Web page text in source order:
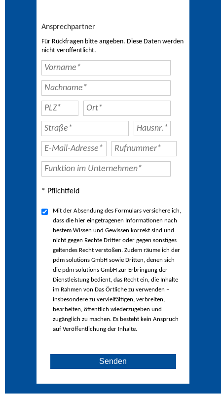
Ansprechpartner
Für Rückfragen bitte angeben. Diese Daten werden
nicht veröffentlicht.
* Pflichtfeld
Mit der Absendung des Formulars versichere ich,
dass die hier eingetragenen Informationen nach
bestem Wissen und Gewissen korrekt sind und
nicht gegen Rechte Dritter oder gegen sonstiges
geltendes Recht verstoßen. Zudem räume ich der
pdm solutions GmbH sowie Dritten, denen sich
die pdm solutions GmbH zur Erbringung der
Dienstleistung bedient, das Recht ein, die Inhalte
im Rahmen von Das Örtliche zu verwenden –
insbesondere zu vervielfältigen, verbreiten,
bearbeiten, öffentlich wiederzugeben und
zugänglich zu machen. Es besteht kein Anspruch
auf Veröffentlichung der Inhalte.
Senden